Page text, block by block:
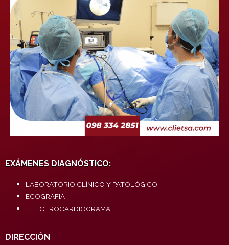
EXÁMENES DIAGNÓSTICO:
LABORATORIO CLÍNICO Y PATOLÓGICO
ECOGRAFIA
ELECTROCARDIOGRAMA
DIRECCIÓN